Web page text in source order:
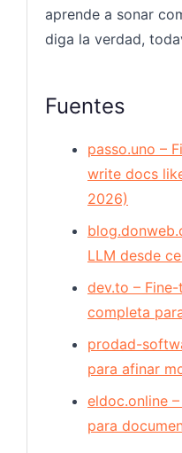
aprende a sonar
diga la verdad,
Fuentes
passo.uno –
write docs
2026)
LLM desde
dev.to –
completa
prodad-
para afinar
eldoc.online
para